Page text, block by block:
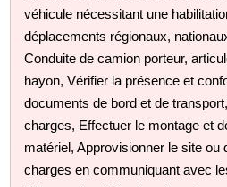
véhicule nécessitant une
déplacements régionaux,
Conduite de camion porteur,
hayon, Vérifier la présence et
documents de bord et de
charges, Effectuer le montage et
matériel, Approvisionner le site ou
charges en communiquant avec